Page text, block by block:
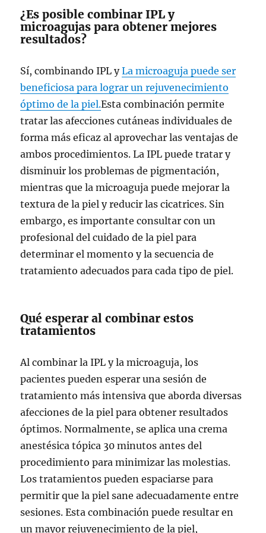
¿Es posible combinar IPL y
microagujas para obtener mejores
resultados?
Sí, combinando IPL yLa microaguja puede ser
beneficiosa para lograr un rejuvenecimiento
óptimo de la piel.Esta combinación permite
tratar las afecciones cutáneas individuales de
forma más eficaz al aprovechar las ventajas de
ambos procedimientos. La IPL puede tratar y
disminuir los problemas de pigmentación,
mientras que la microaguja puede mejorar la
textura de la piel y reducir las cicatrices. Sin
embargo, es importante consultar con un
profesional del cuidado de la piel para
determinar el momento y la secuencia de
tratamiento adecuados para cada tipo de piel.
Qué esperar al combinar estos
tratamientos
Al combinar la IPL y la microaguja, los
pacientes pueden esperar una sesión de
tratamiento más intensiva que aborda diversas
afecciones de la piel para obtener resultados
óptimos. Normalmente, se aplica una crema
anestésica tópica 30 minutos antes del
procedimiento para minimizar las molestias.
Los tratamientos pueden espaciarse para
permitir que la piel sane adecuadamente entre
sesiones. Esta combinación puede resultar en
un mayor rejuvenecimiento de la piel,